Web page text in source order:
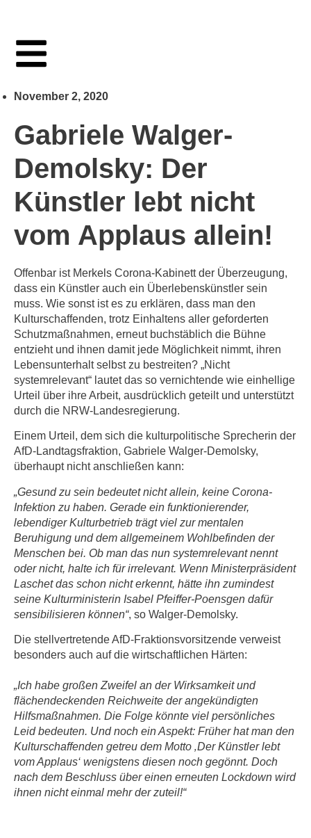
November 2, 2020
Gabriele Walger-
Demolsky: Der
Künstler lebt nicht
vom Applaus allein!
Offenbar ist Merkels Corona-Kabinett der Überzeugung,
dass ein Künstler auch ein Überlebenskünstler sein
muss. Wie sonst ist es zu erklären, dass man den
Kulturschaffenden, trotz Einhaltens aller geforderten
Schutzmaßnahmen, erneut buchstäblich die Bühne
entzieht und ihnen damit jede Möglichkeit nimmt, ihren
Lebensunterhalt selbst zu bestreiten? „Nicht
systemrelevant“ lautet das so vernichtende wie einhellige
Urteil über ihre Arbeit, ausdrücklich geteilt und unterstützt
durch die NRW-Landesregierung.
Einem Urteil, dem sich die kulturpolitische Sprecherin der
AfD-Landtagsfraktion, Gabriele Walger-Demolsky,
überhaupt nicht anschließen kann:
„Gesund zu sein bedeutet nicht allein, keine Corona-
Infektion zu haben. Gerade ein funktionierender,
lebendiger Kulturbetrieb trägt viel zur mentalen
Beruhigung und dem allgemeinem Wohlbefinden der
Menschen bei. Ob man das nun systemrelevant nennt
oder nicht, halte ich für irrelevant. Wenn Ministerpräsident
Laschet das schon nicht erkennt, hätte ihn zumindest
seine Kulturministerin Isabel Pfeiffer-Poensgen dafür
sensibilisieren können“, so Walger-Demolsky.
Die stellvertretende AfD-Fraktionsvorsitzende verweist
besonders auch auf die wirtschaftlichen Härten:
„Ich habe großen Zweifel an der Wirksamkeit und
flächendeckenden Reichweite der angekündigten
Hilfsmaßnahmen. Die Folge könnte viel persönliches
Leid bedeuten. Und noch ein Aspekt: Früher hat man den
Kulturschaffenden getreu dem Motto ‚Der Künstler lebt
vom Applaus‘ wenigstens diesen noch gegönnt. Doch
nach dem Beschluss über einen erneuten Lockdown wird
ihnen nicht einmal mehr der zuteil!“